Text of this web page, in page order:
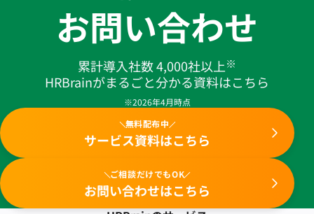
お問い合わせ
累計導入社数 4,000社以上※
HRBrainがまるごと分かる資料はこちら
※2026年4月時点
無料配布中
サービス資料はこちら
ご相談だけでもOK
お問い合わせはこちら